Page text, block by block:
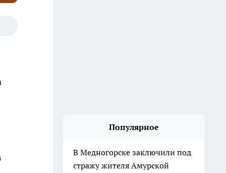
Популярное
В Медногорске заключили под
стражу жителя Амурской